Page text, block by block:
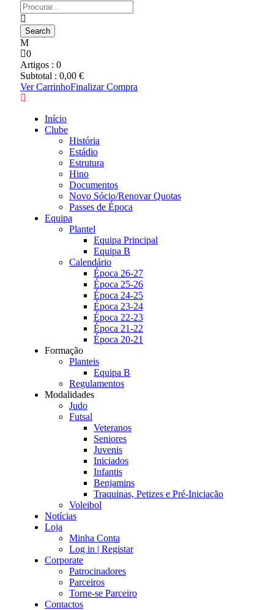
0
Artigos : 0
Subtotal : 0,00 €
Ver CarrinhoFinalizar Compra
Início
Clube
História
Estádio
Estrutura
Hino
Documentos
Novo Sócio/Renovar Quotas
Passes de Época
Equipa
Plantel
Equipa Principal
Equipa B
Calendário
Época 26-27
Época 25-26
Época 24-25
Época 23-24
Época 22-23
Época 21-22
Época 20-21
Formação
Planteis
Equipa B
Regulamentos
Modalidades
Judo
Futsal
Veteranos
Seniores
Juvenis
Iniciados
Infantis
Benjamins
Traquinas, Petizes e Pré-Iniciação
Voleibol
Notícias
Loja
Minha Conta
Log in | Registar
Corporate
Patrocinadores
Parceiros
Torne-se Parceiro
Contactos